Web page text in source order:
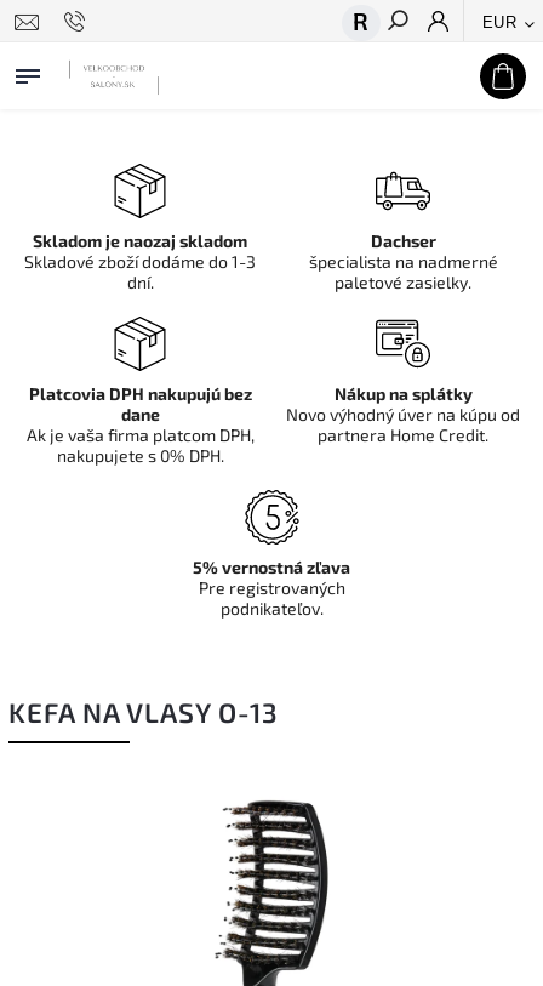
EUR
Hľadať
KEFA NA VLASY O-13
Skladom je naozaj skladom
Skladové zboží dodáme do 1-3
dní.
Dachser
špecialista na nadmerné
paletové zasielky.
Platcovia DPH nakupujú bez
dane
Ak je vaša firma platcom DPH,
nakupujete s 0% DPH.
Nákup na splátky
Novo výhodný úver na kúpu od
partnera Home Credit.
5% vernostná zľava
Pre registrovaných
podnikateľov.